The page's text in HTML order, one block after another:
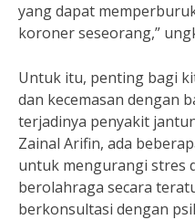
yang dapat
koroner seseorang,”
Untuk itu, penting bagi
dan kecemasan dengan
terjadinya penyakit
Zainal Arifin, ada
untuk mengurangi stres
berolahraga secara
berkonsultasi dengan